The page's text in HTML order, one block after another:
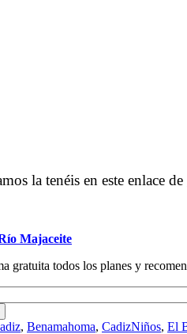
la tenéis en este enlace de
Majaceite
gratuita todos los planes y
, Benamahoma, CadizNiños, El